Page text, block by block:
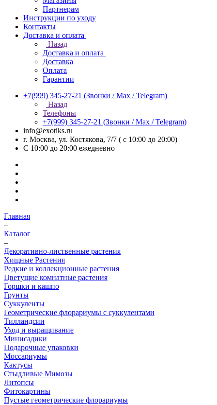
Партнерам
Инструкции по уходу
Контакты
Доставка и оплата
Назад
Доставка и оплата
Доставка
Оплата
Гарантии
+7(999) 345-27-21 (Звонки / Max / Telegram)
Назад
Телефоны
+7(999) 345-27-21 (Звонки / Max / Telegram)
info@exotiks.ru
г. Москва, ул. Костякова, 7/7 ( с 10:00 до 20:00)
С 10:00 до 20:00 ежедневно
Главная
–
Каталог
–
Декоративно-лиственные растения
Хищные Растения
Редкие и коллекционные растения
Цветущие комнатные растения
Горшки и кашпо
Грунты
Суккуленты
Геометрические флорариумы с суккулентами
Тилландсии
Уход и выращивание
Минисадики
Подарочные упаковки
Моссариумы
Кактусы
Стыдливые Мимозы
Литопсы
Фитокартины
Пустые геометрические флорариумы